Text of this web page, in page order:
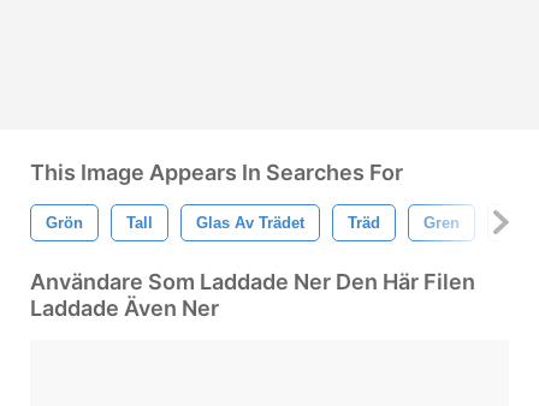
This Image Appears In Searches For
Grön Tall Glas Av Trädet Träd Gren
Användare Som Laddade Ner Den Här Filen
Laddade Även Ner